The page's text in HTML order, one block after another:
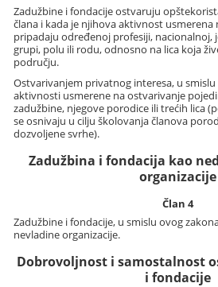
Zadužbine i fondacije ostvaruju
člana i kada je njihova aktivnost usmerena
pripadaju određenoj profesiji, nacionalnoj,
grupi, polu ili rodu, odnosno na lica koja
području.
Ostvarivanjem privatnog interesa, u
aktivnosti usmerene na ostvarivanje
zadužbine, njegove porodice ili trećih lica
se osnivaju u cilju školovanja članova
dozvoljene svrhe).
Zadužbina i fondacija kao
organizacije
Član 4
Zadužbine i fondacije, u smislu ovog
nevladine organizacije.
Dobrovoljnost i samostalnost
i fondacije